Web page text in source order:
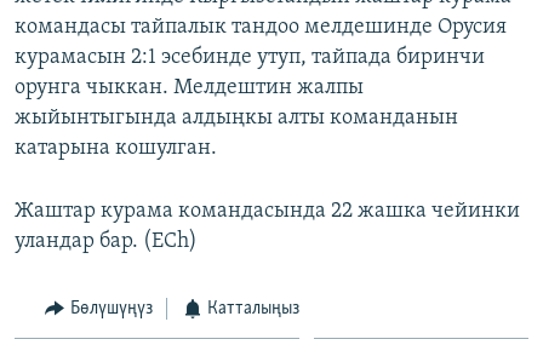
командасы тайпалык тандоо мелдешинде Орусия
курамасын 2:1 эсебинде утуп, тайпада биринчи
орунга чыккан. Мелдештин жалпы
жыйынтыгында алдыңкы алты команданын
катарына кошулган.
Жаштар курама командасында 22 жашка чейинки
уландар бар. (ECh)
Бөлүшүңүз Катталыңыз